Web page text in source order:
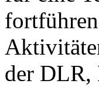
der DLR,